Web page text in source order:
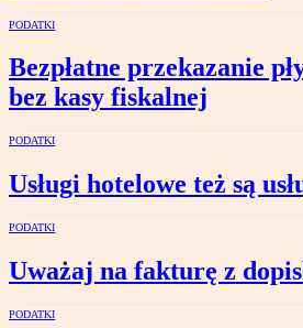
PODATKI
Bezpłatne przekazanie
bez kasy fiskalnej
PODATKI
Usługi hotelowe też są
PODATKI
Uważaj na fakturę z
PODATKI